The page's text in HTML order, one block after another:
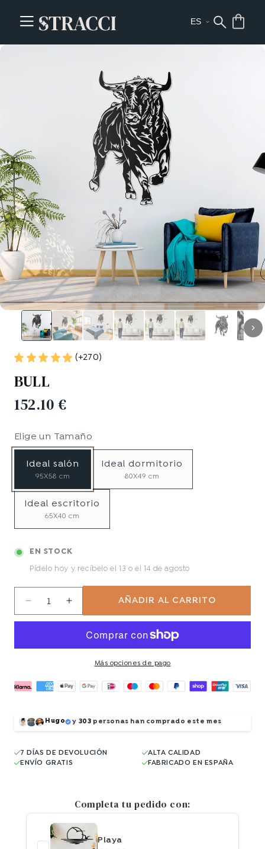
(+270)
BULL
152.10 €
Elige un Tamaño
Ideal escritorio
65X40 cm
Ideal dormitorio
80X49 cm
Ideal salón
95X58 cm
EN STOCK
Pídelo hoy y recíbeloel 13 o el 14 de agosto
Reducir
cantidad
Aumentar
cantidad
para
AÑADIR AL CARRITO
Más opciones de pago
Hugo y 303 personas han comprado este mes
7 DÍAS DE DEVOLUCIÓN
ALTA CALIDAD
ENVÍO GRATIS
FABRICADO EN ESPAÑA
Completa tu pedido con:
Playa